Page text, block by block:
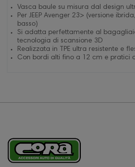
Vasca baule su misura dal design
Per JEEP Avenger 23> (versione
basso)
Si adatta perfettamente al
tecnologia di scansione 3D
Realizzata in TPE ultra resistente e
Con bordi alti fino a 12 cm e pratici